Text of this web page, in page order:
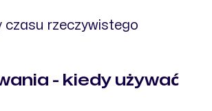
czasu rzeczywistego
- kiedy używać